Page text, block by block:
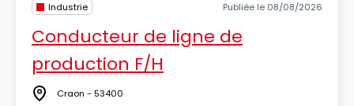
Industrie Publiée le 08/08/2026
Conducteur de ligne de
production F/H
Lieu Craon - 53400